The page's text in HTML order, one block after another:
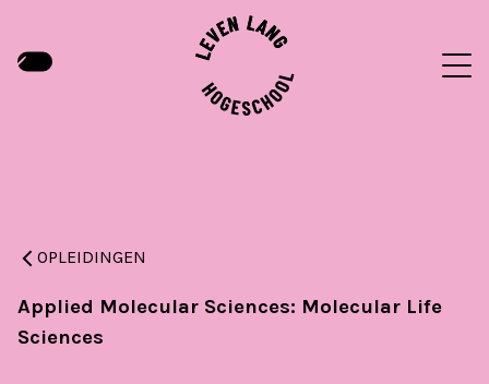
OPLEIDINGEN
Applied Molecular Sciences: Molecular Life
Sciences